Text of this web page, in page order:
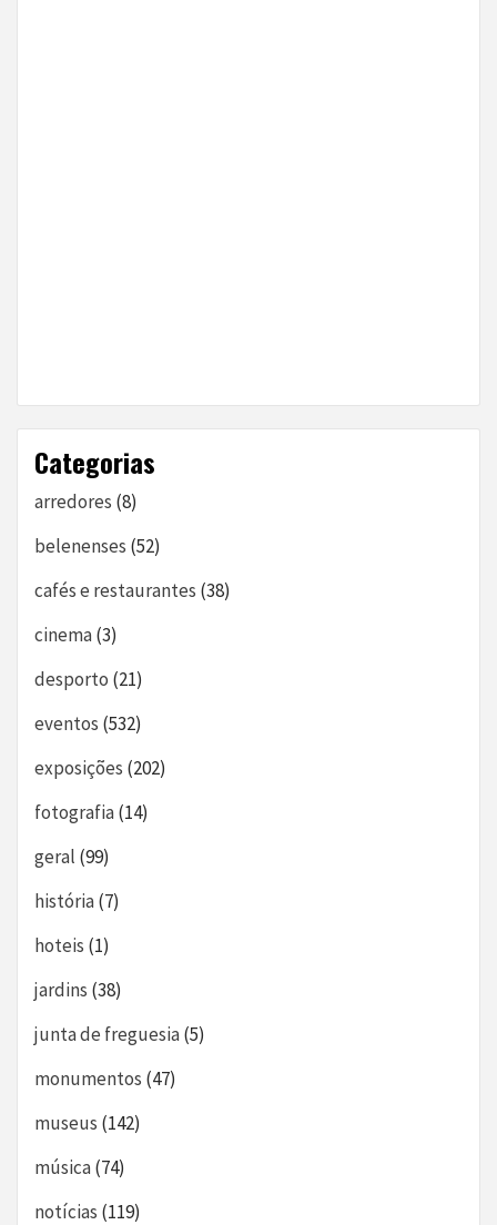
Categorias
arredores (8)
belenenses (52)
cafés e restaurantes (38)
cinema(3)
desporto (21)
eventos (532)
exposições (202)
fotografia(14)
geral (99)
história(7)
hoteis (1)
jardins (38)
junta de freguesia(5)
monumentos (47)
museus (142)
música(74)
notícias (119)